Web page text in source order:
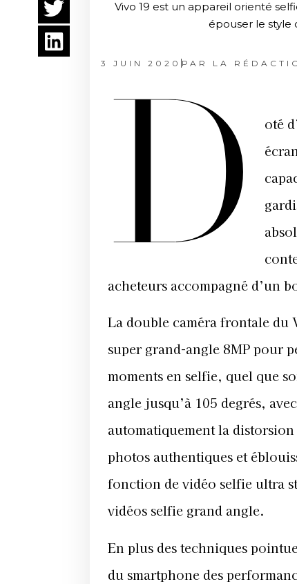
Vivo 19 est un appareil orienté
épouser le style
3 JUIN 2020 PAR LA
D
oté
acheteurs accompagné d’un
La double caméra frontale du
super grand-angle 8MP pour
moments en selfie, quel que
angle jusqu’à 105 degrés,
automatiquement la
photos authentiques et
fonction de vidéo selfie ultra
vidéos selfie grand angle.
En plus des techniques
du smartphone des